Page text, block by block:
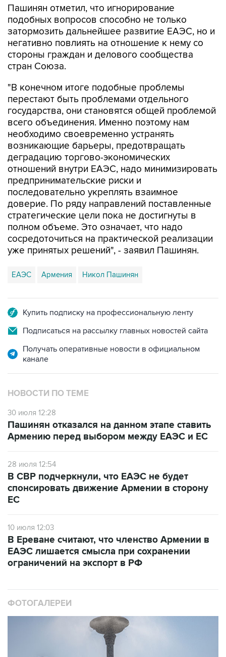
Пашинян отметил, что игнорирование
подобных вопросов способно не только
затормозить дальнейшее развитие ЕАЭС, но и
негативно повлиять на отношение к нему со
стороны граждан и делового сообщества
стран Союза.
"В конечном итоге подобные проблемы
перестают быть проблемами отдельного
государства, они становятся общей проблемой
всего объединения. Именно поэтому нам
необходимо своевременно устранять
возникающие барьеры, предотвращать
деградацию торгово-экономических
отношений внутри ЕАЭС, надо минимизировать
предпринимательские риски и
последовательно укреплять взаимное
доверие. По ряду направлений поставленные
стратегические цели пока не достигнуты в
полном объеме. Это означает, что надо
сосредоточиться на практической реализации
уже принятых решений", - заявил Пашинян.
ЕАЭС Армения Никол Пашинян
Купить подписку на профессиональную ленту
Подписаться на рассылку главных новостей сайта
Получать оперативные новости в официальном
канале
НОВОСТИ ПО ТЕМЕ
30 июля 12:28
Пашинян отказался на данном этапе ставить
Армению перед выбором между ЕАЭС и ЕС
28 июля 12:54
В СВР подчеркнули, что ЕАЭС не будет
спонсировать движение Армении в сторону
ЕС
10 июля 12:03
В Ереване считают, что членство Армении в
ЕАЭС лишается смысла при сохранении
ограничений на экспорт в РФ
ФОТОГАЛЕРЕИ